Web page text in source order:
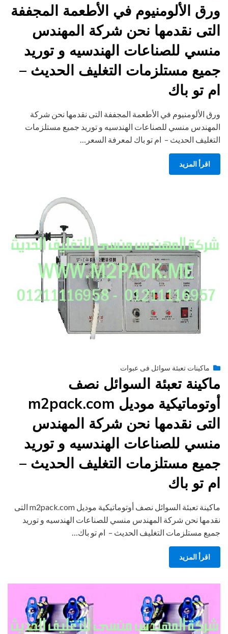
ورق الألومنيوم في الأطعمة المجففة
التى نقدمها نحن شركة المهندس
منسي للصناعات الهندسيه و توريد
جميع مستلزمات التغليف الحديث –
ام تو باك
ورق الألومنيوم في الأطعمة المجففة التى نقدمها نحن شركة
المهندس منسي للصناعات الهندسيه و توريد جميع مستلزمات
التغليف الحديث – ام تو باك لمعرفة السعر…
اقرأ المزيد
byengmansyPosted
يونيو 29, 2015
ماكينات تعبئة سوائل فى عبوات
ماكينة تعبئة السوائل نصف
أوتوماتيكية موديل m2pack.com
التى نقدمها نحن شركة المهندس
منسي للصناعات الهندسيه و توريد
جميع مستلزمات التغليف الحديث –
ام تو باك
ماكينة تعبئة السوائل نصف أوتوماتيكية موديل m2pack.com التى
نقدمها نحن شركة المهندس منسي للصناعات الهندسيه و توريد
جميع مستلزمات التغليف الحديث – ام تو باك…
اقرأ المزيد